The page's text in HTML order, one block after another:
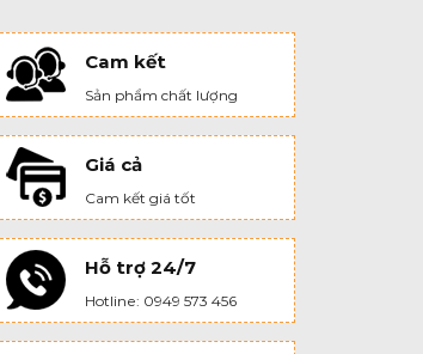
Cam kết
Sản phẩm chất lượng
Giá cả
Cam kết giá tốt
Hỗ trợ 24/7
Hotline: 0949 573 456